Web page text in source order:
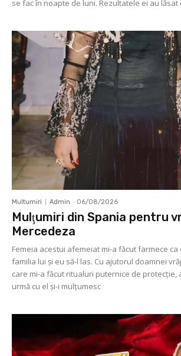
se fac în noapte de luni. Rezultatele ei au lăsat
Multumiri Admin - 06/08/2026
Mulţumiri din Spania pentru
Mercedeza
Femeia acestui afemeiat mi-a făcut farmece ca
familia lui şi eu să-l las. Cu ajutorul doamnei
care mi-a făcut ritualuri puternice de protecţie,
urmă cu el şi-i mulţumesc